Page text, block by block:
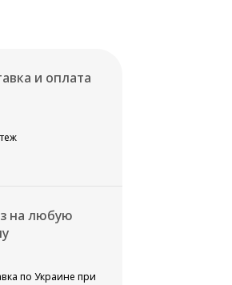
и оплата
на любую
по Украине при